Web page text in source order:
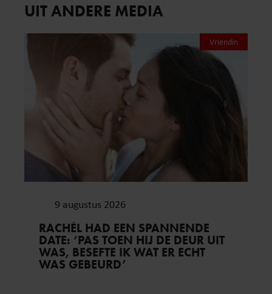
UIT ANDERE MEDIA
Vriendin
9 augustus 2026
RACHÉL HAD EEN SPANNENDE
DATE: ‘PAS TOEN HIJ DE DEUR UIT
WAS, BESEFTE IK WAT ER ECHT
WAS GEBEURD’